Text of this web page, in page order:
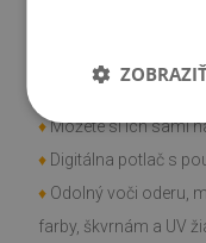
♦Môžete si ich sami
♦ Digitálna potlač s
♦ Odolný voči oderu,
farby, škvrnám a UV